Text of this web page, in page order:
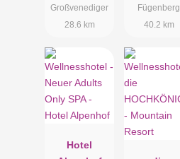
Großvenediger
28.6 km
Fügenberg
40.2 km
Hotel